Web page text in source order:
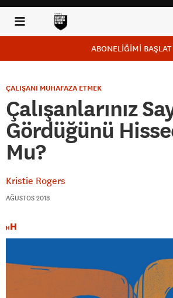
ABONELİĞİMİ BAŞLAT
ÇALIŞANI MUHAFAZA ETMEK
Çalışanlarınız
Gördüğünü
Mu?
Kristie Rogers
AĞUSTOS 2018